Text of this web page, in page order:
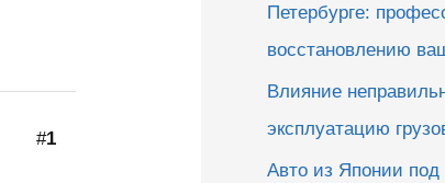
#1
Петербурге:
восстановлению
Влияние
эксплуатацию
Авто из Японии под